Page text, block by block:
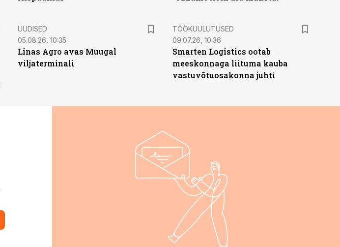
UUDISED
05.08.26, 10:35
Linas Agro avas Muugal
viljaterminali
ST
TÖÖKUULUTUSED
09.07.26, 10:36
Smarten Logistics ootab
meeskonnaga liituma kauba
vastuvõtuosakonna juhti